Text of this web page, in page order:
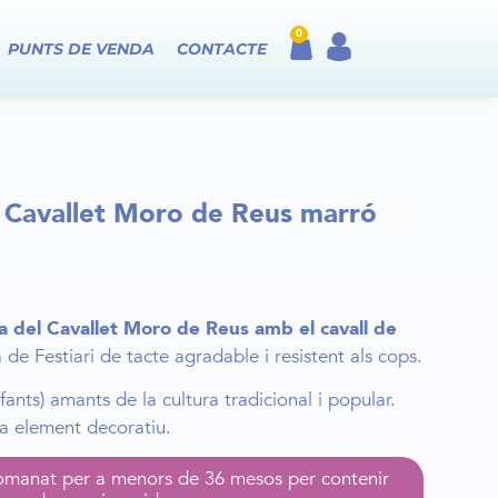
PUNTS DE VENDA CONTACTE
0
Moro de Reus marró
del Cavallet Moro de Reus amb el cavall de
de Festiari de tacte agradable i resistent als cops.
amants de la cultura tradicional i popular.
element decoratiu.
per a menors de 36 mesos per contenir